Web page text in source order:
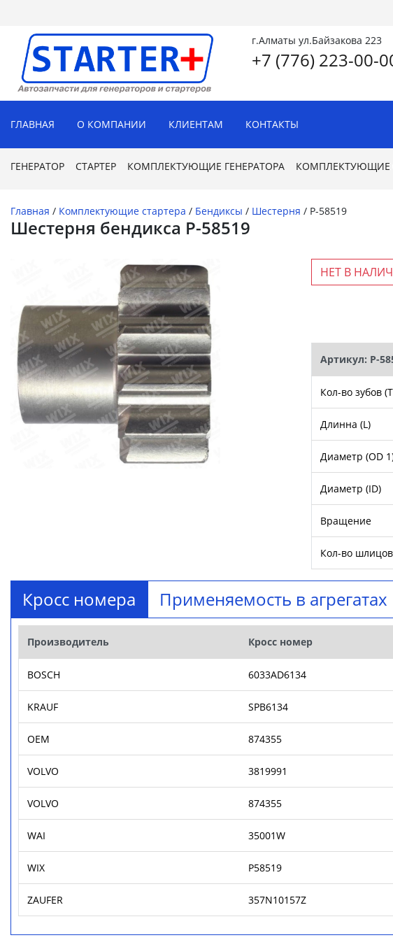
г.Алматы ул.Байзакова 223
+7 (776) 223-00-
ГЛАВНАЯ О КОМПАНИИ КЛИЕНТАМ КОНТАКТЫ
ГЕНЕРАТОР СТАРТЕР КОМПЛЕКТУЮЩИЕ ГЕНЕРАТОРА КОМПЛЕКТУЮЩИЕ
Главная / Комплектующие стартера / Бендиксы / Шестерня / P-58519
Шестерня бендикса P-58519
НЕТ В
Артикул: P-
Кол-во зубов
Длинна (L)
Диаметр (OD
Диаметр (ID)
Вращение
Кол-во шлицов
Кросс номера Применяемость в агрегатах
Производитель Кросс номер
BOSCH 6033AD6134
KRAUF SPB6134
OEM 874355
VOLVO 3819991
VOLVO 874355
WAI 35001W
WIX P58519
ZAUFER 357N10157Z